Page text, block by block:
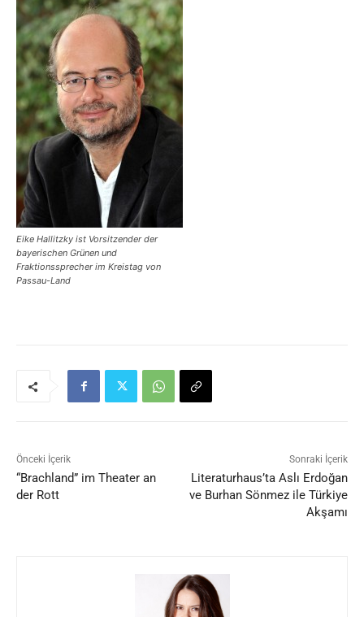
Eike Hallitzky ist Vorsitzender der
bayerischen Grünen und
Fraktionssprecher im Kreistag von
Passau-Land
Önceki İçerik
“Brachland” im Theater an
der Rott
Sonraki İçerik
Literaturhaus’ta Aslı Erdoğan
ve Burhan Sönmez ile Türkiye
Akşamı